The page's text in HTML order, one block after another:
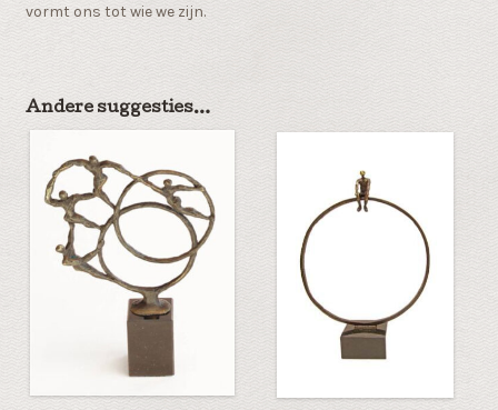
vormt ons tot wie we zijn.
Andere suggesties…